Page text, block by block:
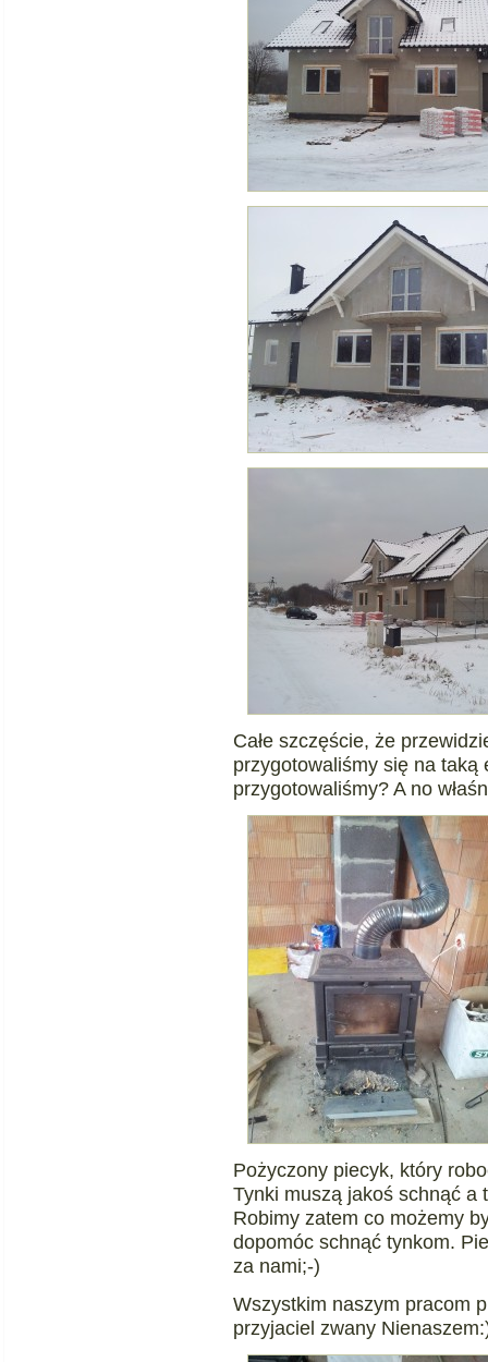
Całe szczęście, że
przygotowaliśmy się na taką
przygotowaliśmy? A no
Pożyczony piecyk, który
Tynki muszą jakoś schnąć a
Robimy zatem co możemy
dopomóc schnąć tynkom.
za nami;-)
Wszystkim naszym pracom
przyjaciel zwany